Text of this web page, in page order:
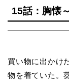
15話：胸懐
買い物に出かけ
物を着ていた。